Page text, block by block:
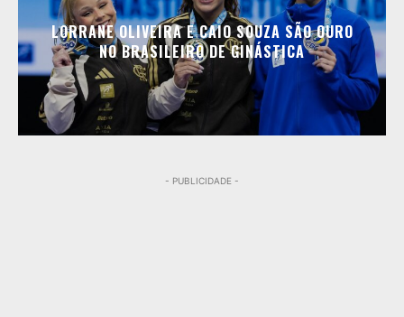
LORRANE OLIVEIRA E CAIO SOUZA SÃO OURO
NO BRASILEIRO DE GINÁSTICA
- PUBLICIDADE -